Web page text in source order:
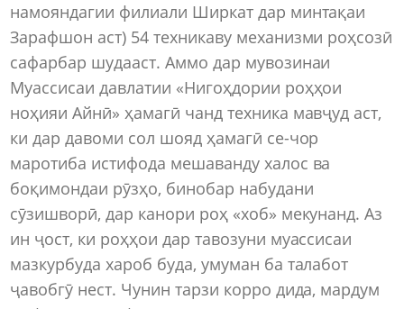
намояндагии филиали Ширкат дар минтақаи
Зарафшон аст) 54 техникаву механизми роҳсозӣ
сафарбар шудааст. Аммо дар мувозинаи
Муассисаи давлатии «Нигоҳдории роҳҳои
ноҳияи Айнӣ» ҳамагӣ чанд техника мавҷуд аст,
ки дар давоми сол шояд ҳамагӣ се-чор
маротиба истифода мешаванду халос ва
боқимондаи рӯзҳо, бинобар набудани
сӯзишворӣ, дар канори роҳ «хоб» мекунанд. Аз
ин ҷост, ки роҳҳои дар тавозуни муассисаи
мазкурбуда хароб буда, умуман ба талабот
ҷавобгӯ нест. Чунин тарзи корро дида, мардум